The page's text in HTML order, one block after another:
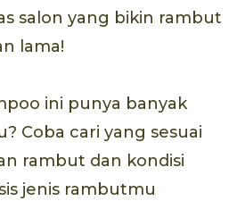
salon yang bikin rambut
lama!
ini punya banyak
Coba cari yang sesuai
rambut dan kondisi
jenis rambutmu